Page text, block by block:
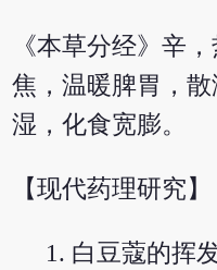
《本草分经》辛
焦，温暖脾胃，
湿，化食宽膨。
【现代药理研究】
白豆蔻的挥